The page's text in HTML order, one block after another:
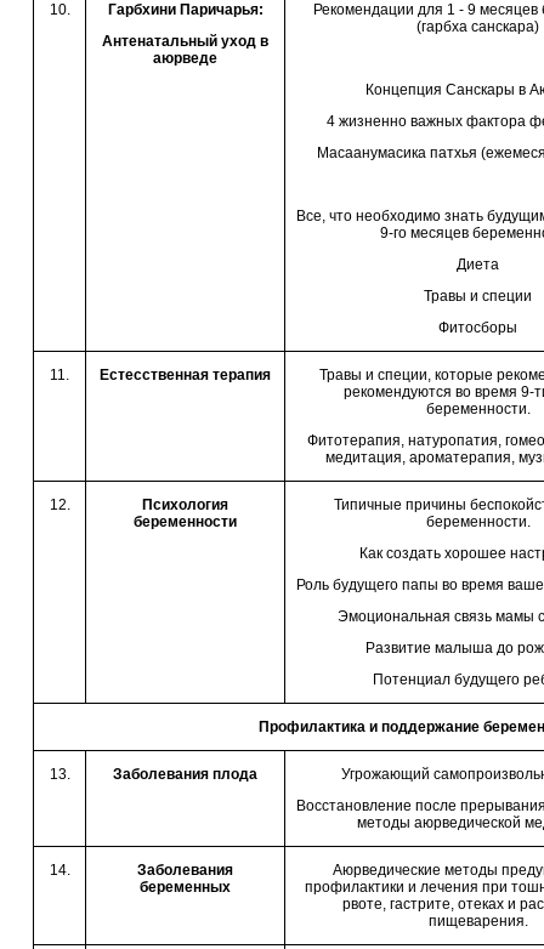
10.
Гарбхини Паричарья:
Антенатальный уход в
аюрведе
Рекомендации для 1 - 9
(гарбха санскара)
Концепция Санскары в
4 жизненно важных фактора
Масаанумасика патхья
Все, что необходимо знать
9-го месяцев
Диета
Травы и специи
Фитосборы
11. Естесственная терапия
Травы и специи, которые
рекомендуются во время 9-
беременности.
Фитотерапия, натуропатия,
медитация, ароматерапия,
12.
Психология
беременности
Типичные причины
беременности.
Как создать хорошее
Роль будущего папы во время
Эмоциональная связь мамы
Развитие малыша до
Потенциал будущего
Профилактика и поддержание
13. Заболевания плода
Угрожающий
Восстановление после
методы аюрведической
14.
Заболевания
беременных
Аюрведические методы
профилактики и лечения при
рвоте, гастрите, отеках и
пищеварения.